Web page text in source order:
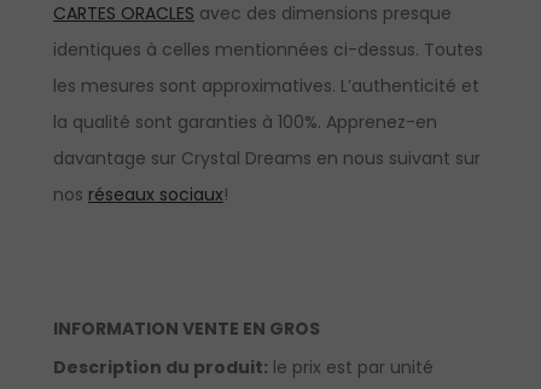
CARTES ORACLES avec des dimensions presque
identiques à celles mentionnées ci-dessus. Toutes
les mesures sont approximatives. L’authenticité et
la qualité sont garanties à 100%. Apprenez-en
davantage sur Crystal Dreams en nous suivant sur
nos réseaux sociaux!
INFORMATION VENTE EN GROS
Description du produit: le prix est par unité